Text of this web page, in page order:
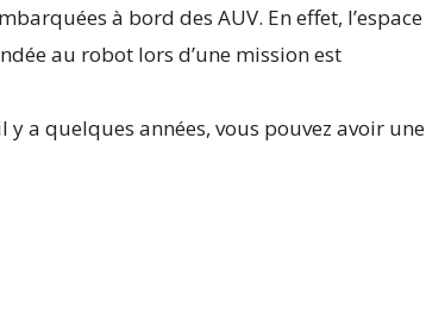
à bord des AUV. En effet, l’espace
au robot lors d’une mission est
y a quelques années, vous pouvez avoir une